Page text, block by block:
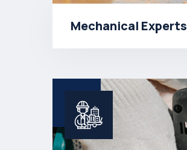
Mechanical Experts